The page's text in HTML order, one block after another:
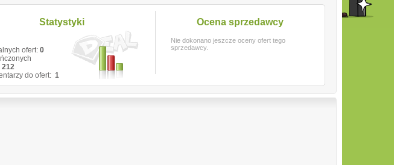
Statystyki
ofert: 0
212
do ofert: 1
Ocena sprzedawcy
Nie dokonano jeszcze oceny ofert tego
sprzedawcy.